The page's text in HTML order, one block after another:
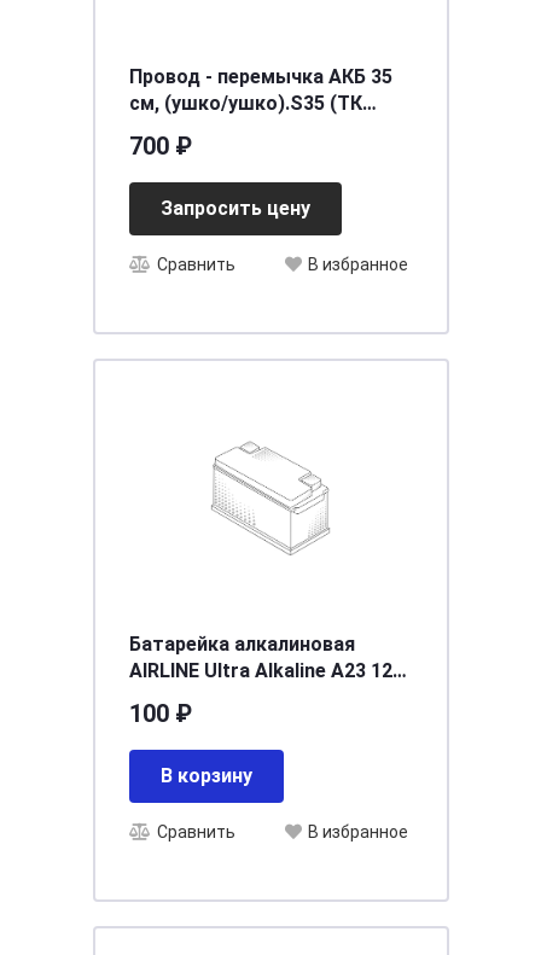
Провод - перемычка АКБ 35
см, (ушко/ушко).S35 (ТК
700 ₽
Запросить цену
Сравнить В избранное
Батарейка алкалиновая
AIRLINE Ultra Alkaline A23 12V
100 ₽
В корзину
Сравнить В избранное